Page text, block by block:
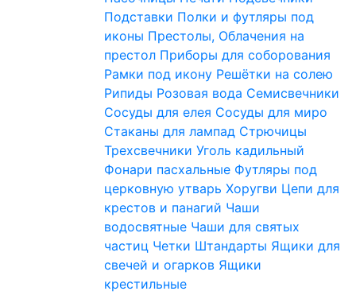
Подставки Полки и футляры под
иконы Престолы, Облачения на
престол Приборы для соборования
Рамки под икону Решётки на солею
Рипиды Розовая вода Семисвечники
Сосуды для елея Сосуды для миро
Стаканы для лампад Стрючицы
Трехсвечники Уголь кадильный
Фонари пасхальные Футляры под
церковную утварь Хоругви Цепи для
крестов и панагий Чаши
водосвятные Чаши для святых
частиц Четки Штандарты Ящики для
свечей и огарков Ящики
крестильные